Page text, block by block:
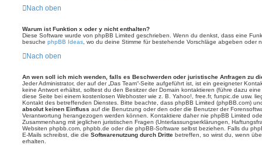
Nach oben
Warum ist Funktion x oder y nicht enthalten?
Diese Software wurde von phpBB Limited geschrieben. Wenn du denkst, dass eine
besuche phpBB Ideas , wo du deine Stimme für bestehende Vorschläge abgeben oder
Nach oben
An wen soll ich mich wenden, falls es Beschwerden oder juristische Anfragen zu
Jeder Administrator, der auf der „Das Team“-Seite aufgeführt ist, ist ein geeigneter
keine Antwort erhältst, solltest du den Besitzer der Domain kontaktieren (führe dazu eine
diese Seite bei einem kostenlosen Webhoster wie z. B. Yahoo!, free.fr, funpic.de usw.
Kontakt des betreffenden Dienstes. Bitte beachte, dass phpBB Limited (phpBB.com)
absolut keinen Einfluss auf die Benutzung oder den oder die Benutzer der
Verantwortung herangezogen werden können. Kontaktiere daher nie phpBB Limited
Zusammenhang mit jeglichen juristischen Fragen (Unterlassungserklärungen,
Websiten phpbb.com, phpbb.de oder die phpBB-Software selbst beziehen. Falls du
E-Mails schreibst, die die Softwarenutzung durch Dritte betreffen, so wirst du, wenn
erhalten.